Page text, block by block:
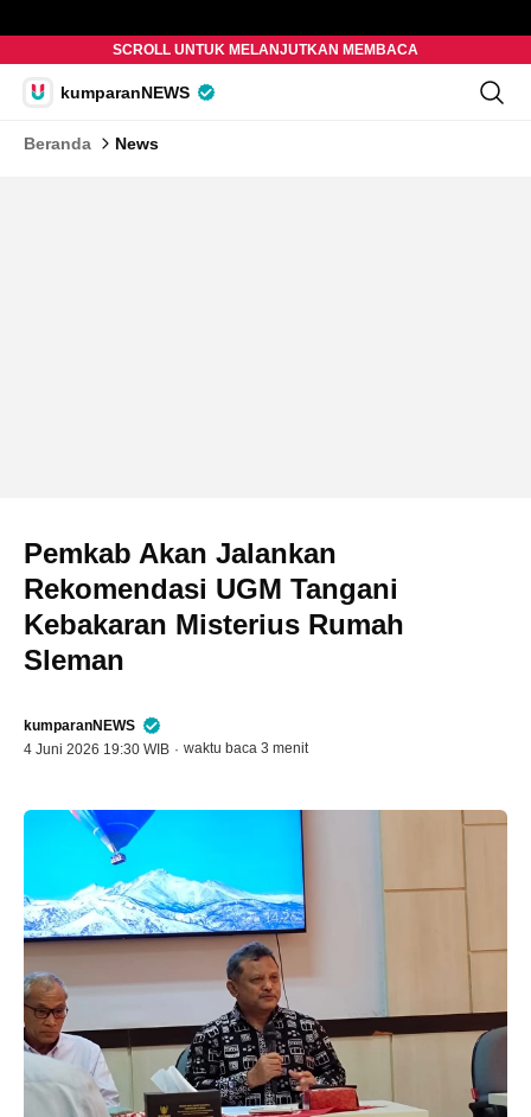
SCROLL UNTUK MELANJUTKAN MEMBACA
kumparanNEWS
Beranda News
Pemkab Akan Jalankan
Rekomendasi UGM Tangani
Kebakaran Misterius Rumah
Sleman
kumparanNEWS
4 Juni 2026 19:30 WIB · waktu baca 3 menit